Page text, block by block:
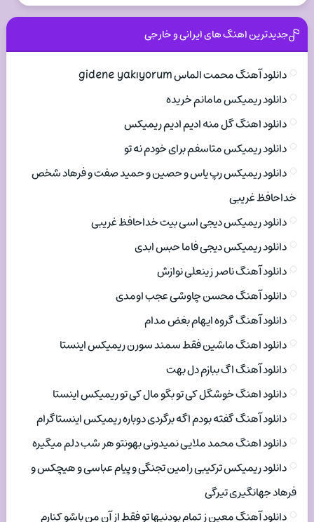
جدیدترین اهنگ های ایرانی و خارجی
دانلود آهنگ محمت الماس gidene yakıyorum
دانلود ریمیکس مامانم خریده
دانلود اهنگ گل منه ادیم ادیم ریمیکس
دانلود ریمیکس متاسفم برای خودم نه تو
دانلود ریمیکس رپ یاس و حصین و حمید صفت و فرهاد شخص
خداحافظ غریبی
دانلود ریمیکس دیجی اسی بیت خداحافظ غریبی
دانلود ریمیکس دیجی فاما حبس ابدی
دانلود آهنگ ناصر زینعلی نوازش
دانلود آهنگ محسن چاوشی عجب اومدی
دانلود آهنگ گروه ایهام بغض مدام
دانلود اهنگ ماشین فقط سمند سورن ریمیکس اینستا
دانلود آهنگ اگ ببازم دل بهت
دانلود اهنگ خوشگل کی تو بگو مال کی تو ریمیکس اینستا
دانلود آهنگ گفته بودم اگه برگردی دوباره ریمیکس اینستاگرام
دانلود اهنگ محمد ملایی نمیدونی بهونتو هر شب دلم میگیره
دانلود ریمیکس ترکیبی رامین تجنگی و پیام عباسی و هیچکس و
فرهاد جهانگیری تیرگی
دانلود آهنگ معین ز تمام بودنیها تو فقط از آن من باشو کنارم